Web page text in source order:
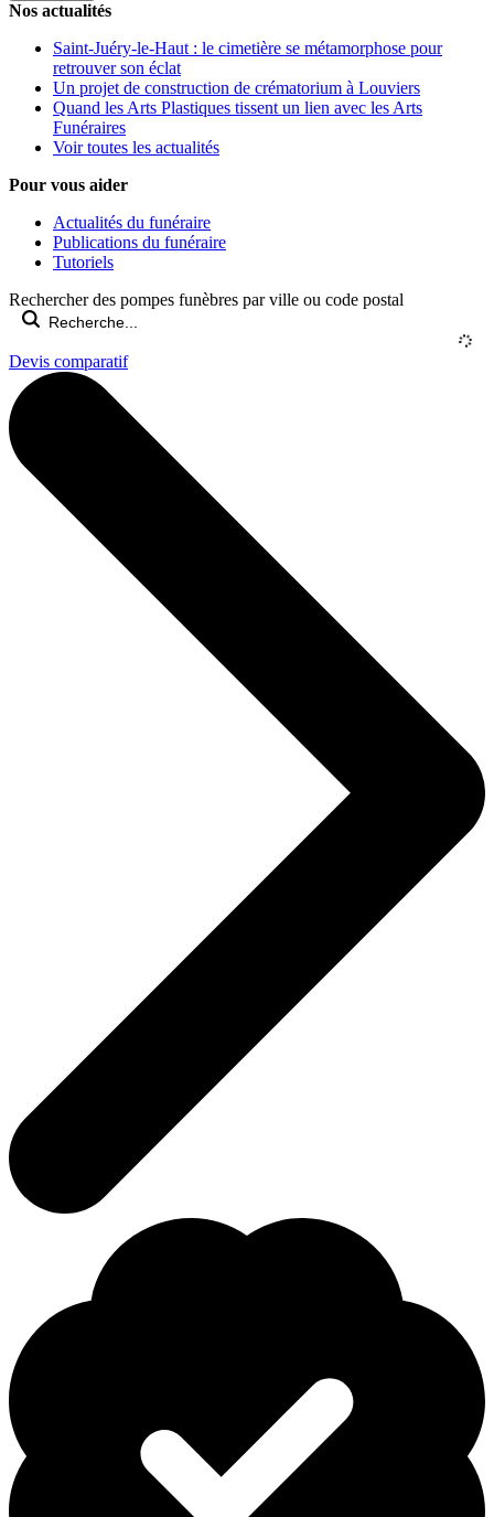
Nos actualités
Saint-Juéry-le-Haut : le cimetière se métamorphose pour
retrouver son éclat
Un projet de construction de crématorium à Louviers
Quand les Arts Plastiques tissent un lien avec les Arts
Funéraires
Voir toutes les actualités
Pour vous aider
Actualités du funéraire
Publications du funéraire
Tutoriels
Rechercher des pompes funèbres par ville ou code postal
Devis comparatif